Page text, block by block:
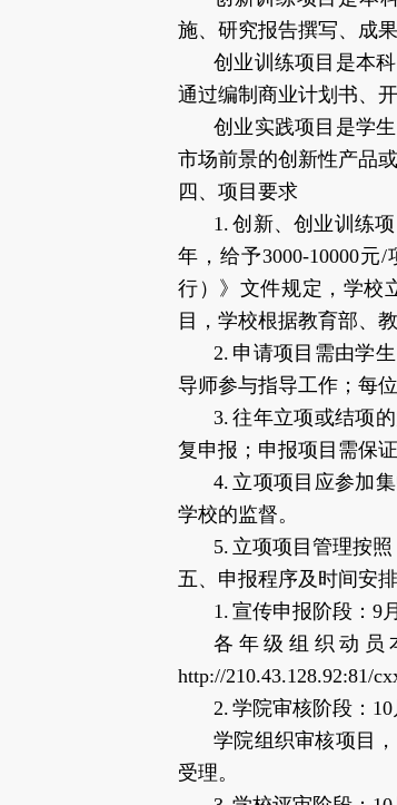
施、研究报告撰写、成
创业训练项目是本
通过编制商业计划书、
创业实践项目是学
市场前景的创新性产品
四、项目要求
1. 创新、创业训练
年，给予3000-10000
行）》文件规定，学校
目，学校根据教育部、
2. 申请项目需由学
导师参与指导工作；每
3. 往年立项或结项
复申报；申报项目需保
4. 立项项目应参加
学校的监督。
5. 立项项目管理按
五、申报程序及时间安排
1. 宣传申报阶段：9
各年级组织动员
http://210.43.128.92:81/
2. 学院审核阶段：10
学院组织审核项目
受理。